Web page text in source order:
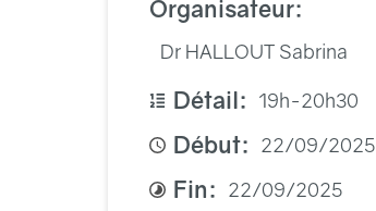
Organisateur:
Dr HALLOUT Sabrina
Détail: 19h-20h30
Début: 22/09/2025
Fin: 22/09/2025